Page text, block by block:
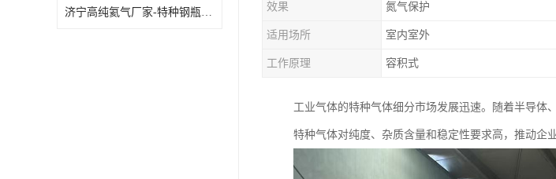
济宁高纯氦气厂家-特种钢瓶年检配件销售 效果 氮气保护
适用场所 室内室外
工作原理 容积式
工业气体的特种气体细分市场发展迅速。随着半导体
特种气体对纯度、杂质含量和稳定性要求高，推动企